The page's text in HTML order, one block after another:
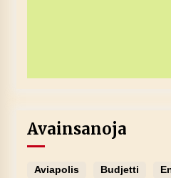
Avainsanoja
Aviapolis Budjetti